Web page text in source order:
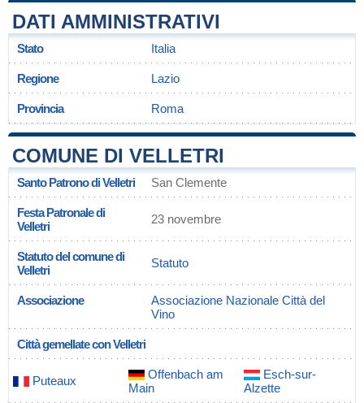
DATI AMMINISTRATIVI
Stato Italia
Regione Lazio
Provincia Roma
COMUNE DI VELLETRI
Santo Patrono di Velletri San Clemente
Festa Patronale di
Velletri
23 novembre
Statuto del comune di
Velletri
Statuto
Associazione
Associazione Nazionale Città del
Vino
Città gemellate con Velletri
Puteaux
Offenbach am
Main
Esch-sur-
Alzette